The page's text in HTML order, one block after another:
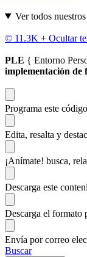
Ver todos
© 11.3K + Ocultar
PLE { Entorno
implementación de
Programa este código
Edita, resalta y
¡Anímate! busca,
Descarga este
Descarga el formato
Envía por correo
Buscar